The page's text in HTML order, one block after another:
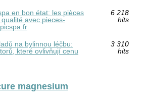
en bon état: les pièces
avec pieces-
6 218
hits
na bylinnou léčbu:
které ovlivňují cenu
3 310
hits
magnesium